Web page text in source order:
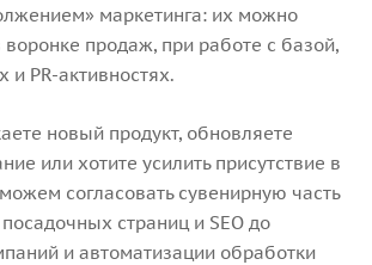
маркетинга: их можно
воронке продаж, при работе с базой,
и PR-активностях.
новый продукт, обновляете
или хотите усилить присутствие в
согласовать сувенирную часть
страниц и SEO до
и автоматизации обработки